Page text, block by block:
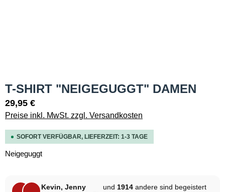
T-SHIRT "NEIGEGUGGT" DAMEN
29,95 €
Preise inkl. MwSt. zzgl. Versandkosten
SOFORT VERFÜGBAR, LIEFERZEIT: 1-3 TAGE
Neigeguggt
Kevin, Jenny und 1914 andere sind begeistert